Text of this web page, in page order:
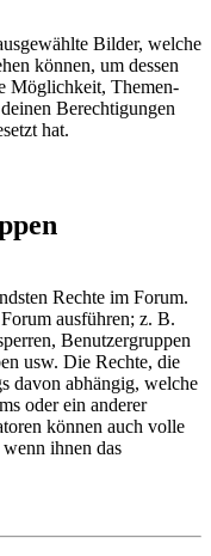
Bilder, welche
können, um dessen
Möglichkeit, Themen-
Berechtigungen
hat.
Rechte im Forum.
ausführen; z. B.
Benutzergruppen
usw. Die Rechte, die
davon abhängig, welche
oder ein anderer
können auch volle
ihnen das